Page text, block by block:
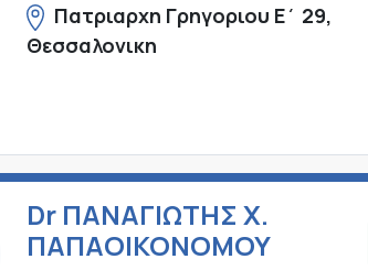
Πατριαρχη Γρηγοριου Ε΄ 29,
Θεσσαλονικη
Dr ΠΑΝΑΓΙΩΤΗΣ Χ.
ΠΑΠΑΟΙΚΟΝΟΜΟΥ